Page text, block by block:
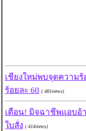
เชียงใหม่พบจุดความ
ร้อยละ 60 ( 481views)
เตือน! มิจฉาชีพแอบอ้
ใบสั่ง ( 414views)